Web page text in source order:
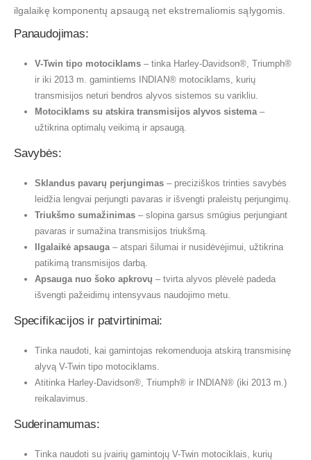
ilgalaikę komponentų apsaugą net ekstremaliomis sąlygomis.
Panaudojimas:
V-Twin tipo motociklams– tinka Harley-Davidson®, Triumph®
ir iki 2013 m. gamintiems INDIAN® motociklams, kurių
transmisijos neturi bendros alyvos sistemos su varikliu.
Motociklams su atskira transmisijos alyvos sistema–
užtikrina optimalų veikimą ir apsaugą.
Savybės:
Sklandus pavarų perjungimas– preciziškos trinties savybės
leidžia lengvai perjungti pavaras ir išvengti praleistų perjungimų.
Triukšmo sumažinimas– slopina garsus smūgius perjungiant
pavaras ir sumažina transmisijos triukšmą.
Ilgalaikė apsauga– atspari šilumai ir nusidėvėjimui, užtikrina
patikimą transmisijos darbą.
Apsauga nuo šoko apkrovų – tvirta alyvos plėvelė padeda
išvengti pažeidimų intensyvaus naudojimo metu.
Specifikacijos ir patvirtinimai:
Tinka naudoti, kai gamintojas rekomenduoja atskirą transmisinę
alyvą V-Twin tipo motociklams.
Atitinka Harley-Davidson®, Triumph® ir INDIAN® (iki 2013 m.)
reikalavimus.
Suderinamumas:
Tinka naudoti su įvairių gamintojų V-Twin motociklais, kurių